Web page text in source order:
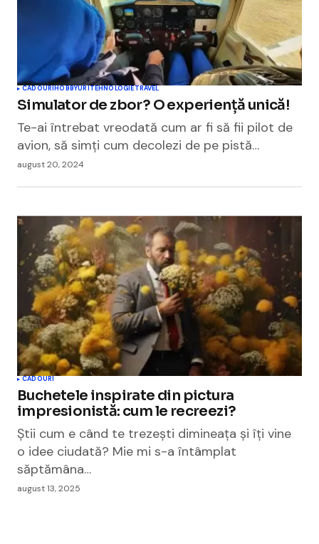
CADOURIHOBBYURITEHNOLOGIETRAVEL
Simulator de zbor? O experiență unică!
Te-ai întrebat vreodată cum ar fi să fii pilot de
avion, să simți cum decolezi de pe pistă…
august 20, 2024
CADOURI
Buchetele inspirate din pictura
impresionistă: cum le recreezi?
Știi cum e când te trezești dimineața și îți vine
o idee ciudată? Mie mi s-a întâmplat
săptămâna…
august 13, 2025